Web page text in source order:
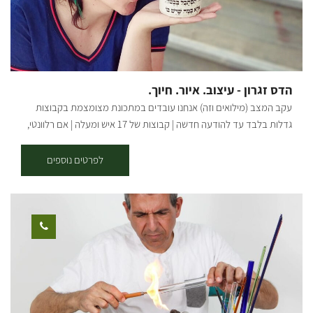
וצעירים-ליצ'י מנגו אבוקדו ועוד שפע רב של עצי פרי. במטע זיתים ישנן
פינות חמד לישיבה, לבילוי זוגי או משפחתי. אפשר לאסוף מבית הקפה שלנו
שייקים/ מיצים סחוטים/ קפה ולרדת למטע הצמוד להנות בצלם של עצי
הזית והפרי באוירה עתיקה. אתם מוזמנים לחוויה של צמחים - אוכל - אהבה
הדס זגרון - עיצוב. איור. חיוך.
עקב המצב (מילואים וזה) אנחנו עובדים במתכונת מצומצמת בקבוצות
גדלות בלבד עד להודעה חדשה | קבוצות של 17 איש ומעלה | אם רלוונטי,
לסטודיו המהמם שלנו במושב תקומה – סדנאות, מוצרי בטון, עץ, קקטוסים
והפתעות! בואו לשתול קקטוסים וסוקולנטים מבית האריזה, לקנות מתנות
מיוחדות בחנות, להזמין סדנה זוגית או משפחתית באווירה של כיף! בסטודיו
מתקיימות סדנאות שונות בהתאם לבקשתכם; סדנאות מוצרי בטון -
עציצים בגדלים שונים, שלט לדלת, שעונים, תחתית לסיר ועוד. סדנאות
מוצרי עץ - מדף תלוי, תמונת חוטים דקורטיבית, קוביות השראה, מתלה
פותחן בירות, תחתיות לקפה ועוד. מוזיקה | פינת קפה | שירותים במקום
משך הסדנאות: שעה - שעה וחצי. גמיש לפי הצורך. מחיר: משתנה בהתאם
למספר המשתתפים בתיאום מראש. הסדנאות בתיאום מראש ב'-ה': 9:00-
14:00 שישי: 9:00-12:00 *ניתן להזמין סדנת ערב
לפרטים נוספים